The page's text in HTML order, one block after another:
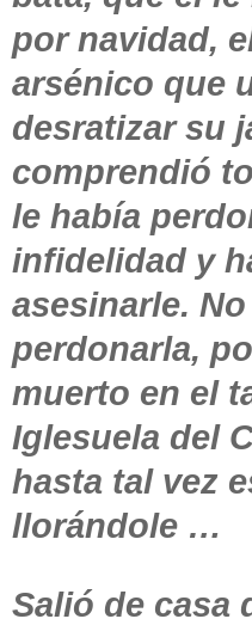
por navidad,
arsénico que
desratizar su
comprendió
le había
infidelidad y
asesinarle.
perdonarla,
muerto en el
Iglesuela del
hasta tal vez
llorándole …
Salió de casa